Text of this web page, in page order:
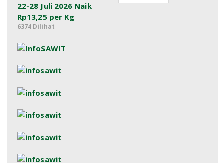
22-28 Juli 2026 Naik
Rp13,25 per Kg
6374 Dilihat